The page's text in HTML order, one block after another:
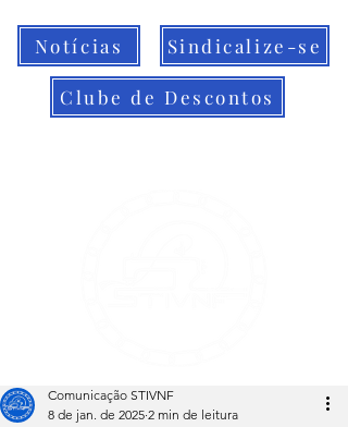
Notícias Sindicalize-se
Clube de Descontos
Comunicação STIVNF
8 de jan. de 2025 2 min de leitura